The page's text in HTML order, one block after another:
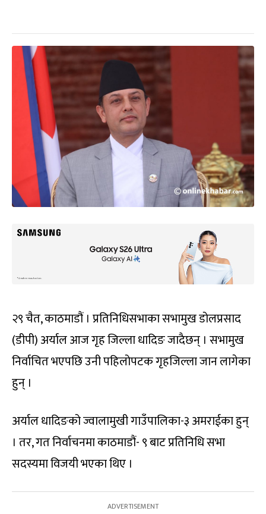
२९ चैत, काठमाडौं । प्रतिनिधिसभाका सभामुख डोलप्रसाद
(डीपी) अर्याल आज गृह जिल्ला धादिङ जादैछन् । सभामुख
निर्वाचित भएपछि उनी पहिलोपटक गृहजिल्ला जान लागेका
हुन् ।
अर्याल धादिङको ज्वालामुखी गाउँपालिका-३ अमराईका हुन्
। तर, गत निर्वाचनमा काठमाडौं- ९ बाट प्रतिनिधि सभा
सदस्यमा विजयी भएका थिए ।